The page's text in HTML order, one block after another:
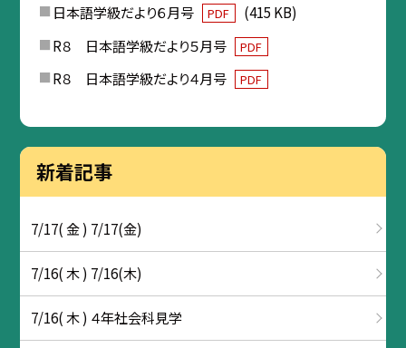
日本語学級だより６月号
PDF
(415 KB)
R８ 日本語学級だより５月号
PDF
R８ 日本語学級だより４月号 PDF
新着記事
7/17( 金 ) 7/17(金)
7/16( 木 ) 7/16(木)
7/16( 木 ) ４年社会科見学